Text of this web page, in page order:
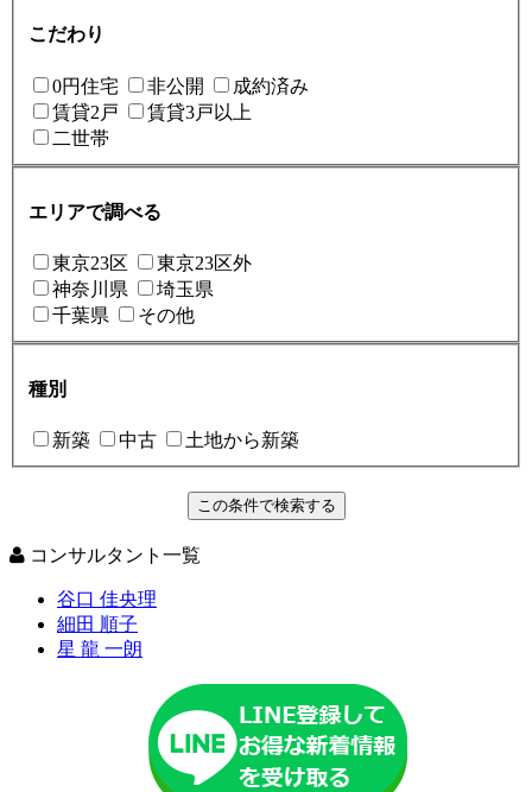
こだわり
0円住宅 非公開
成約済み
賃貸2戸
賃貸3戸以上
二世帯
エリアで調べる
東京23区
東京23区外
神奈川県
埼玉県
千葉県
その他
種別
新築 中古 土地から新築
コンサルタント一覧
谷口 佳央理
細田 順子
星 龍 一朗